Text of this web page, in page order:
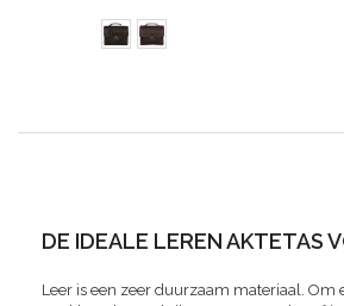
DE IDEALE LEREN AKTETAS
Leer is een zeer duurzaam materiaal. Om